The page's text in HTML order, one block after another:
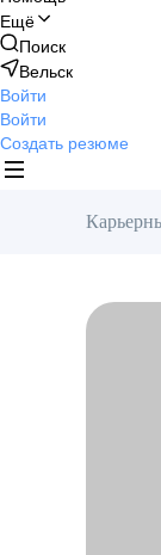
Ещё
Поиск
Вельск
Войти
Войти
Создать резюме